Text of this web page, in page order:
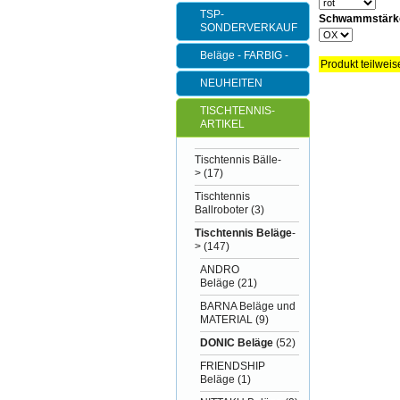
Produkt
TSP-
SONDERVERKAUF
Beläge - FARBIG -
NEUHEITEN
TISCHTENNIS-
ARTIKEL
Tischtennis Bälle-
> (17)
Tischtennis
Ballroboter (3)
Tischtennis Beläge-
> (147)
ANDRO
Beläge (21)
BARNA Beläge und
MATERIAL (9)
DONIC Beläge (52)
FRIENDSHIP
Beläge (1)